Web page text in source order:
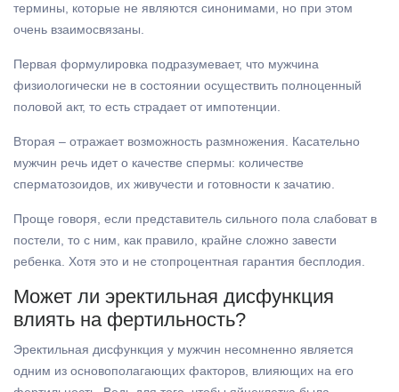
термины, которые не являются синонимами, но при этом
очень взаимосвязаны.
Первая формулировка подразумевает, что мужчина
физиологически не в состоянии осуществить полноценный
половой акт, то есть страдает от импотенции.
Вторая – отражает возможность размножения. Касательно
мужчин речь идет о качестве спермы: количестве
сперматозоидов, их живучести и готовности к зачатию.
Проще говоря, если представитель сильного пола слабоват в
постели, то с ним, как правило, крайне сложно завести
ребенка. Хотя это и не стопроцентная гарантия бесплодия.
Может ли эректильная дисфункция
влиять на фертильность?
Эректильная дисфункция у мужчин несомненно является
одним из основополагающих факторов, влияющих на его